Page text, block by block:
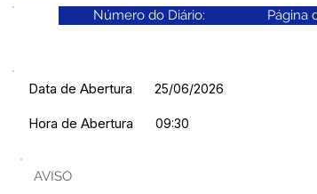
Número do Diário: Página
Data de Abertura 25/06/2026
Hora de Abertura 09:30
AVISO